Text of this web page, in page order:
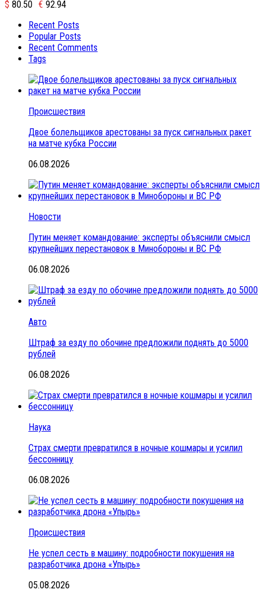
$ 80.50 € 92.94
Recent Posts
Popular Posts
Recent Comments
Tags
Происшествия
Двое болельщиков арестованы за пуск сигнальных ракет
на матче кубка России
06.08.2026
Новости
Путин меняет командование: эксперты объяснили смысл
крупнейших перестановок в Минобороны и ВС РФ
06.08.2026
Авто
Штраф за езду по обочине предложили поднять до 5000
рублей
06.08.2026
Наука
Страх смерти превратился в ночные кошмары и усилил
бессонницу
06.08.2026
Происшествия
Не успел сесть в машину: подробности покушения на
разработчика дрона «Упырь»
05.08.2026